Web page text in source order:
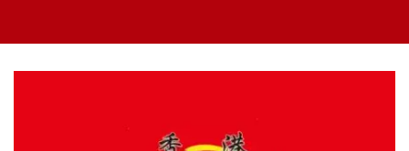
Sushi | Hong Chiang